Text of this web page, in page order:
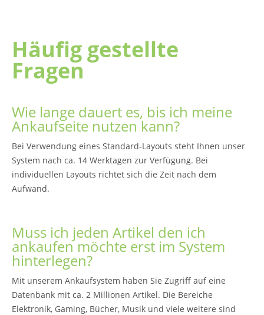
Häufig gestellte
Fragen
Wie lange dauert es, bis ich meine
Ankaufseite nutzen kann?
Bei Verwendung eines Standard-Layouts steht Ihnen unser
System nach ca. 14 Werktagen zur Verfügung. Bei
individuellen Layouts richtet sich die Zeit nach dem
Aufwand.
Muss ich jeden Artikel den ich
ankaufen möchte erst im System
hinterlegen?
Mit unserem Ankaufsystem haben Sie Zugriff auf eine
Datenbank mit ca. 2 Millionen Artikel. Die Bereiche
Elektronik, Gaming, Bücher, Musik und viele weitere sind